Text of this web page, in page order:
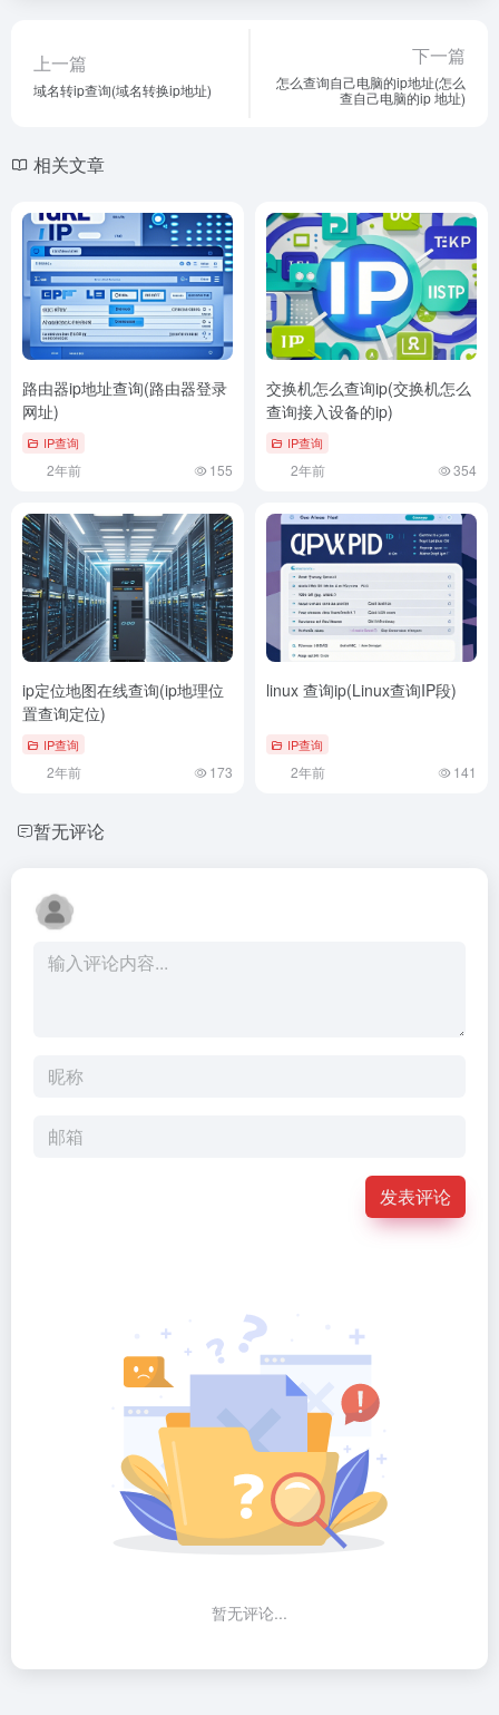
上一篇
域名转ip查询(域名转换ip地址)
下一篇
怎么查询自己电脑的ip地址(怎么
查自己电脑的ip 地址)
相关文章
路由器ip地址查询(路由器登录
网址)
IP查询
2年前 155
交换机怎么查询ip(交换机怎么
查询接入设备的ip)
IP查询
2年前 354
ip定位地图在线查询(ip地理位
置查询定位)
IP查询
2年前 173
linux 查询ip(Linux查询IP段)
IP查询
2年前 141
暂无评论
发表评论
暂无评论...